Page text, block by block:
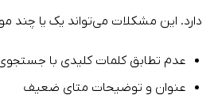
دارد. این مشکلات می‌تواند یک یا چند
عدم تطابق کلمات کلیدی با جستجوی
عنوان و توضیحات متای ضعیف